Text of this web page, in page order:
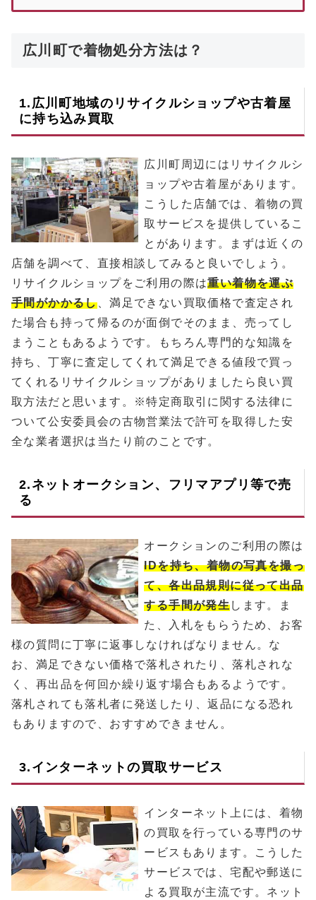
広川町で着物処分方法は？
1. 広川町地域のリサイクルショップや古着屋
に持ち込み買取
広川町周辺にはリサイクルシ
ョップや古着屋があります。
こうした店舗では、着物の買
取サービスを提供しているこ
とがあります。まずは近くの
店舗を調べて、直接相談してみると良いでしょう。
リサイクルショップをご利用の際は重い着物を運ぶ
手間がかかるし、満足できない買取価格で査定され
た場合も持って帰るのが面倒でそのまま、売ってし
まうこともあるようです。もちろん専門的な知識を
持ち、丁寧に査定してくれて満足できる値段で買っ
てくれるリサイクルショップがありましたら良い買
取方法だと思います。※特定商取引に関する法律に
ついて公安委員会の古物営業法で許可を取得した安
全な業者選択は当たり前のことです。
2.ネットオークション、フリマアプリ等で売
る
オークションのご利用の際は
IDを持ち、着物の写真を撮っ
て、各出品規則に従って出品
する手間が発生します。ま
た、入札をもらうため、お客
様の質問に丁寧に返事しなければなりません。な
お、満足できない価格で落札されたり、落札されな
く、再出品を何回か繰り返す場合もあるようです。
落札されても落札者に発送したり、返品になる恐れ
もありますので、おすすめできません。
3.インターネットの買取サービス
インターネット上には、着物
の買取を行っている専門のサ
ービスもあります。こうした
サービスでは、宅配や郵送に
よる買取が主流です。ネット